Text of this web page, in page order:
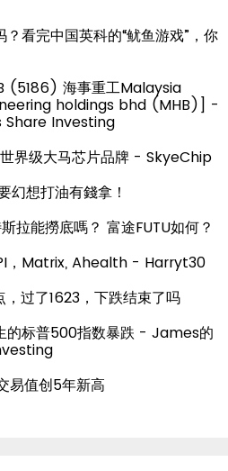
看完中国英科的“鱿鱼游戏”，你
(5186) 海事重工Malaysia
holdings bhd (MHB)] -
Share Investing
界级大马芯片品牌 - SkyeChip
幻想打油有錢拿！
拉能撈底嗎？ 富途FUTU如何？
，Matrix, Ahealth - Harryt30
过了1623，下跌结束了吗
的标普500指数暴跌 - James的
易值创5年新高